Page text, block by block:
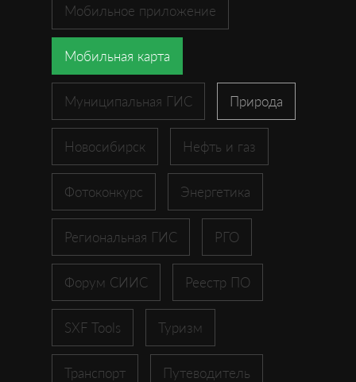
Мобильное приложение
Мобильная карта
Муниципальная ГИС Природа
Новосибирск Нефть и газ
Фотоконкурс Энергетика
Региональная ГИС РГО
Форум СИИС Реестр ПО
SXF Tools Туризм
Транспорт Путеводитель